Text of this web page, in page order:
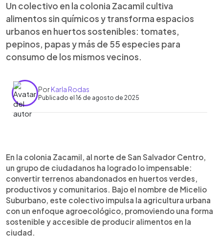
Un colectivo en la colonia Zacamil cultiva
alimentos sin químicos y transforma espacios
urbanos en huertos sostenibles: tomates,
pepinos, papas y más de 55 especies para
consumo de los mismos vecinos.
PorKarla Rodas
Publicado el 16 de agosto de 2025
► Escuchar artículo
En la colonia Zacamil, San Salvador, el colectivo
Micelio Suburbano ha transformado terrenos
abandonados en huertos comunitarios
agroecológicos, cultivando más de 55 especies
sin químicos. Integrado por 14 personas, el grupo
produce hortalizas, plantas medicinales y
aromáticas con abonos naturales, mejorando la
seguridad alimentaria y fomentando la
En la colonia Zacamil, al norte de San Salvador Centro,
un grupo de ciudadanos ha logrado lo impensable:
convertir terrenos abandonados en huertos verdes,
productivos y comunitarios. Bajo el nombre de Micelio
Suburbano, este colectivo impulsa la agricultura urbana
con un enfoque agroecológico, promoviendo una forma
sostenible y accesible de producir alimentos en la
ciudad.